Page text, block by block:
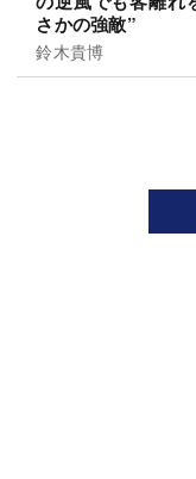
さかの強敵”
鈴木貴博